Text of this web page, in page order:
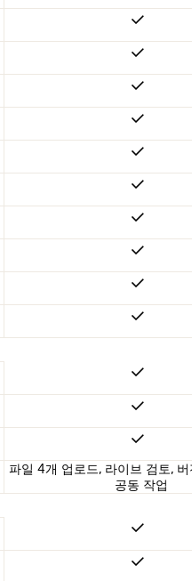
파일 4개 업로드, 라이브 검토,
공동 작업